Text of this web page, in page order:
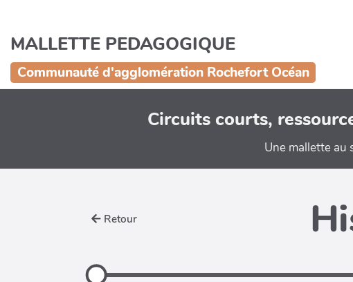
MALLETTE PEDAGOGIQUE
Communauté d'agglomération Rochefort Océan
Circuits courts,
Une mallette au
Retour